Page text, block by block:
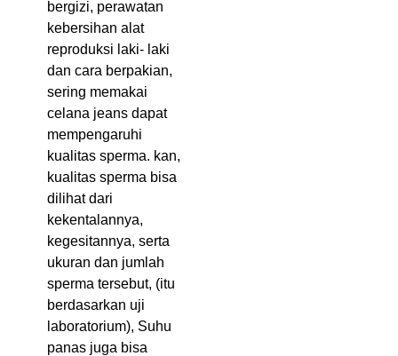
bergizi, perawatan
kebersihan alat
reproduksi laki- laki
dan cara berpakian,
sering memakai
celana jeans dapat
mempengaruhi
kualitas sperma. kan,
kualitas sperma bisa
dilihat dari
kekentalannya,
kegesitannya, serta
ukuran dan jumlah
sperma tersebut, (itu
berdasarkan uji
laboratorium), Suhu
panas juga bisa